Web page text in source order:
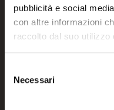
pubblicità e social
con altre informazioni
raccolto dal suo utilizzo
delNecessari